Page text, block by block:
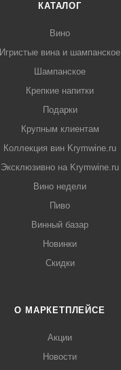
КАТАЛОГ
Вино
Игристые вина и шампанское
Шампанское
Крепкие напитки
Подарки
Крупным клиентам
Коллекция вин Krymwine.ru
Эксклюзивно на Krymwine.ru
Вино недели
Пиво
Винный базар
Новинки
Скидки
О МАРКЕТПЛЕЙСЕ
Акции
Новости